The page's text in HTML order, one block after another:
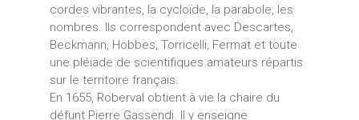
cordes vibrantes, la cycloïde, la parabole, les
nombres. Ils correspondent avec Descartes,
Beckmann, Hobbes, Torricelli, Fermat et toute
une pléiade de scientifiques amateurs répartis
sur le territoire français.
En 1655, Roberval obtient à vie la chaire du
défunt Pierre Gassendi. Il y enseigne